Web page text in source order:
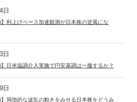
日
】利上げペース加速観測が日本株の逆風にな
日
】日米協調介入実施で円安基調は一服するか？
日
】局地的な波乱の動きをみせる日本株をどうみ